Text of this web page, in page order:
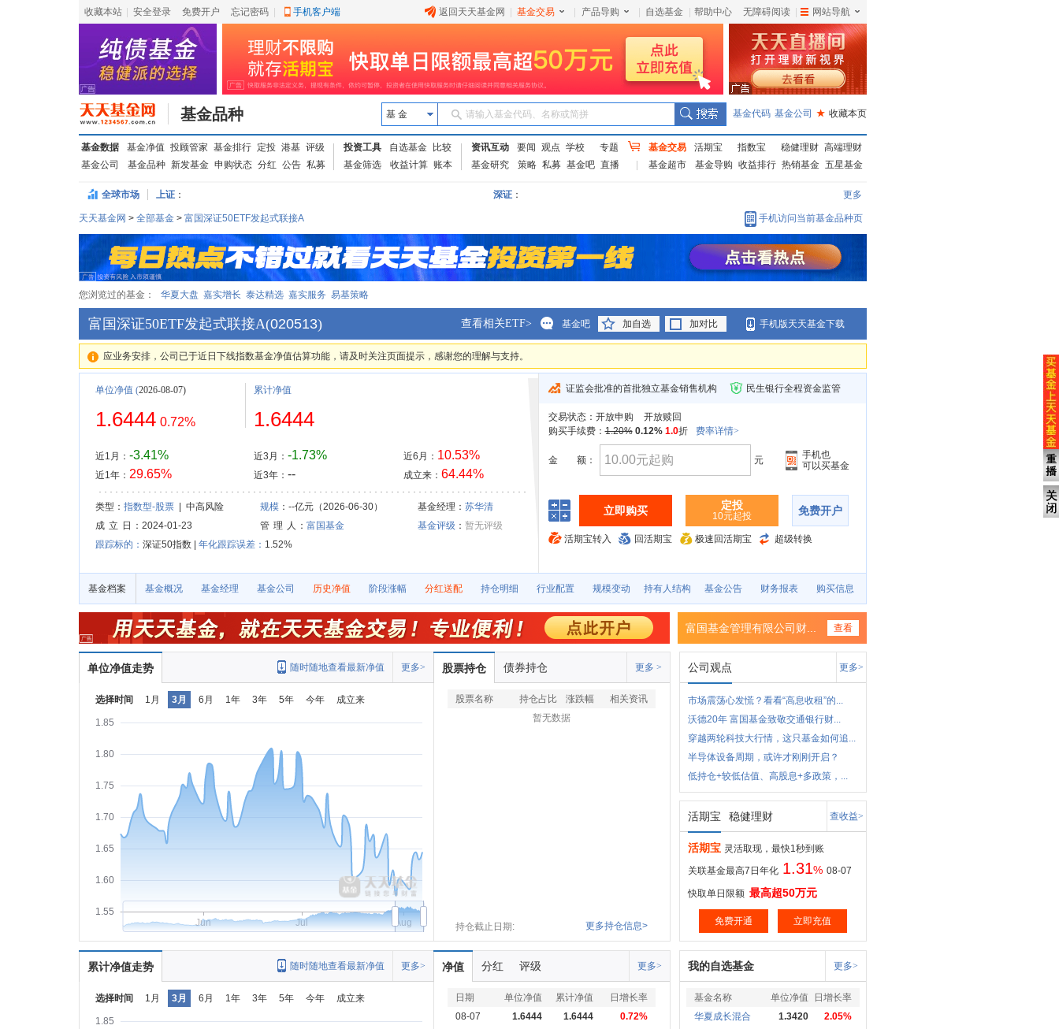
收藏本站 安全登录 免费开户 忘记密码 手机客户端 返回天天基金网 基金交易 产品导购 自选基金 帮助中心 无障碍阅读 网站导航
基金品种 基 金 请输入基金代码、名称或简拼 基金代码 基金公司 ★ 收藏本页
基金数据 基金净值 投顾管家 基金排行 定投 港基 评级
基金公司
基金品种 新发基金 申购状态 分红 公告 私募
投资工具 自选基金
比较
基金筛选
收益计算 账本
资讯互动 要闻 观点 学校
专题
基金研究
策略 私募 基金吧 直播
基金交易 活期宝 指数宝 稳健理财 高端理财
基金超市
基金导购 收益排行 热销基金 五星基金
全球市场 上证： 深证： 更多
天天基金网 > 全部基金 > 富国深证50ETF发起式联接A 手机访问当前基金品种页
您浏览过的基金： 华夏大盘 嘉实增长 泰达精选 嘉实服务 易基策略
富国深证50ETF发起式联接A(020513) 查看相关ETF> 基金吧 加自选 加对比 手机版天天基金下载
应业务安排，公司已于近日下线指数基金净值估算功能，请及时关注页面提示，感谢您的理解与支持。
单位净值 (2026-08-07)
1.6444 0.72%
近1月： -3.41%
近1年： 29.65%
累计净值
1.6444
近3月： -1.73%
近3年： --
近6月： 10.53%
成立来： 64.44%
类型： 指数型-股票| 中高风险 规模：--亿元（2026-06-30） 基金经理： 苏华清
成 立 日
：2024-01-23 管 理 人 ： 富国基金 基金评级 ： 暂无评级
跟踪标的： 深证50指数 | 年化跟踪误差： 1.52%
证监会批准的首批独立基金销售机构 民生银行全程资金监管
交易状态： 开放申购
开放赎回
购买手续费：1.20% 0.12% 1.0折 费率详情>
金 额： 元
手机也
可以买基金
立即购买 定投
10元起投 免费开户
活期宝转入 回活期宝 极速回活期宝 超级转换
基金档案 基金概况 基金经理 基金公司 历史净值 阶段涨幅 分红送配 持仓明细 行业配置 规模变动 持有人结构 基金公告 财务报表 购买信息
富国基金管理有限公司财... 查看
单位净值走势 更多>
随时随地查看最新净值
选择时间 1月 3月 6月 1年 3年 5年 今年 成立来
1.55
1.60
1.65
1.70
1.75
1.80
1.85
Jun Jul Aug
股票持仓 债券持仓 更多 >
股票名称 持仓占比 涨跌幅
相关资讯
暂无数据
持仓截止日期: 更多持仓信息>
公司观点 更多>
市场震荡心发慌？看看“高息收租”的...
沃德20年 富国基金致敬交通银行财...
穿越两轮科技大行情，这只基金如何追...
半导体设备周期，或许才刚刚开启？
低持仓+较低估值、高股息+多政策，...
活期宝 稳健理财 查收益>
活期宝 灵活取现，最快1秒到账
关联基金最高7日年化 1.31% 08-07
快取单日限额 最高超50万元
免费开通 立即充值
累计净值走势 更多>
随时随地查看最新净值
选择时间 1月 3月 6月 1年 3年 5年 今年 成立来
1.85
净值 分红 评级 更多>
日期 单位净值 累计净值
日增长率
08-07
1.6444 1.6444
0.72%
我的自选基金 更多>
基金名称 单位净值
日增长率
华夏成长混合
1.3420
2.05%